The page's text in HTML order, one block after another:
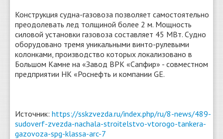
Конструкция судна-газовоза позволяет самостоятельно
преодолевать лед толщиной более 2 м. Мощность
силовой установки газовоза составляет 45 МВт. Судно
оборудовано тремя уникальными винто-рулевыми
колонками, производство которых локализовано в
Большом Камне на «Завод ВРК «Сапфир» - совместном
предприятии НК «Роснефть и компании GE.
Источник: https://sskzvezda.ru/index.php/ru/8-news/489-
sudoverf-zvezda-nachala-stroitelstvo-vtorogo-tankera-
gazovoza-spg-klassa-arc-7